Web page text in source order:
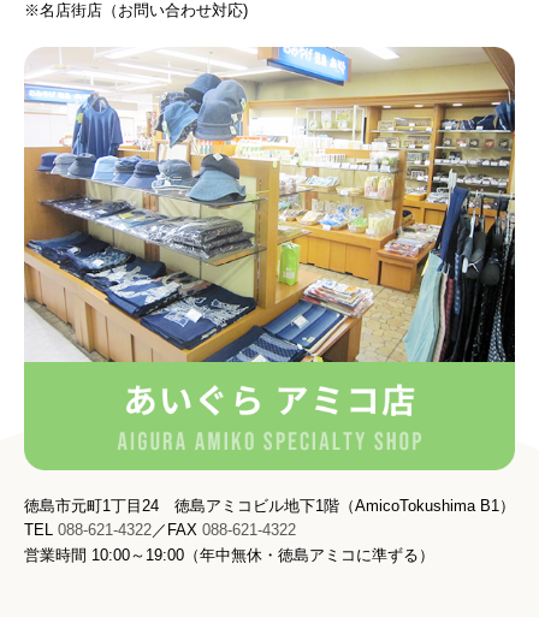
※名店街店（お問い合わせ対応)
徳島市元町1丁目24 徳島アミコビル地下1階（AmicoTokushima B1）
TEL 088-621-4322／FAX 088-621-4322
営業時間 10:00～19:00（年中無休・ 徳島アミコに準ずる ）